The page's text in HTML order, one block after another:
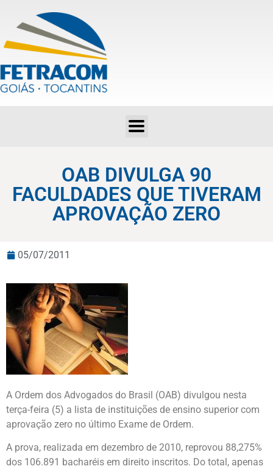
OAB DIVULGA 90
FACULDADES QUE TIVERAM
APROVAÇÃO ZERO
05/07/2011
A Ordem dos Advogados do Brasil (OAB) divulgou nesta
terça-feira (5) a lista de instituições de ensino superior com
aprovação zero no último Exame de Ordem.
A prova, realizada em dezembro de 2010, reprovou 88,275%
dos 106.891 bacharéis em direito inscritos. Do total, apenas